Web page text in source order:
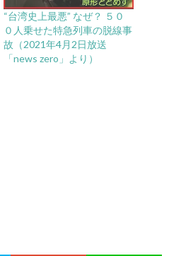
“台湾史上最悪” なぜ？ ５０
０人乗せた特急列車の脱線事
故（2021年4月2日放送
「news zero」より）